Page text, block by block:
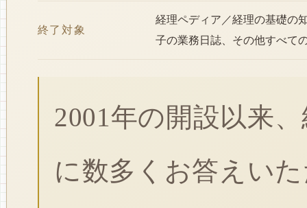
終了対象
経理ペディア／経理の基礎の
子の業務日誌、その他すべて
2001年の開設以来
に数多くお答えい